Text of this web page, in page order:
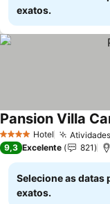
exatos.
4 EstrelasHotel
Pansion Villa
9,3 Excelente 821
Selecione as datas
exatos.